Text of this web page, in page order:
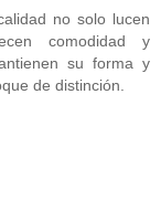
no solo lucen
comodidad y
su forma y
de distinción.